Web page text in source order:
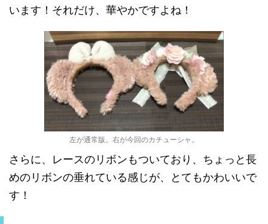
います！それだけ、華やかですよね！
左が通常版。右が今回のカチューシャ。
さらに、レースのリボンもついており、ちょっと長
めのリボンの垂れている感じが、とてもかわいいで
す！